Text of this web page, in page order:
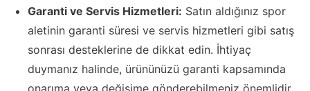
Garanti ve Servis Hizmetleri: Satın aldığınız spor
aletinin garanti süresi ve servis hizmetleri gibi satış
sonrası desteklerine de dikkat edin. İhtiyaç
duymanız halinde, ürününüzü garanti kapsamında